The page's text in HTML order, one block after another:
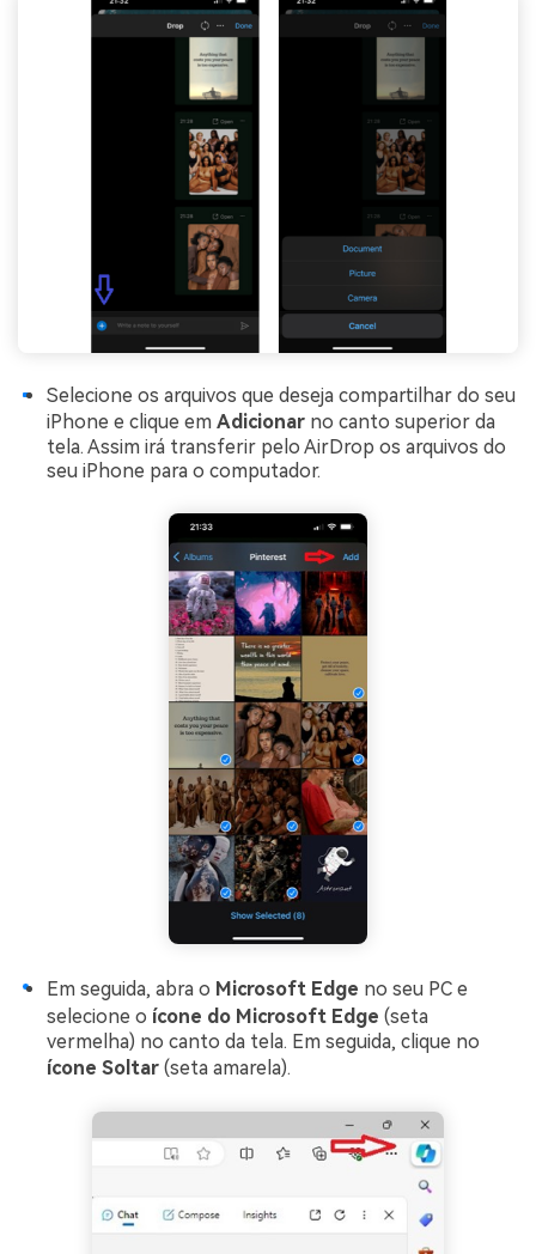
Selecione os arquivos que deseja compartilhar do seu
iPhone e clique em Adicionar no canto superior da
tela. Assim irá transferir pelo AirDrop os arquivos do
seu iPhone para o computador.
Em seguida, abra o Microsoft Edge no seu PC e
selecione o ícone do Microsoft Edge (seta
vermelha) no canto da tela. Em seguida, clique no
ícone Soltar (seta amarela).